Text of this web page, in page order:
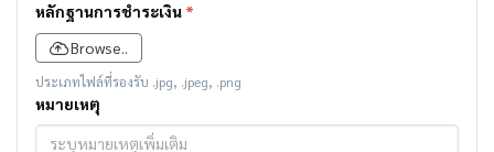
หลักฐานการชำระเงิน *
Browse..
ประเภทไฟล์ที่รองรับ .jpg, .jpeg, .png
หมายเหตุ